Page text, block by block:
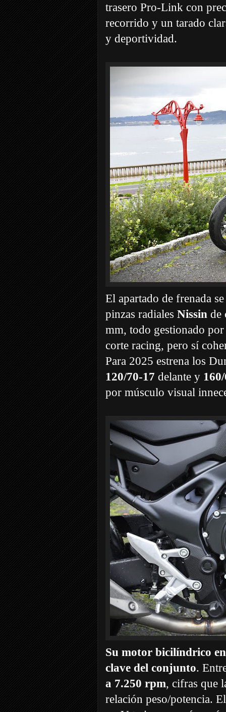
trasero Pro-Link con
recorrido y un tarado
y deportividad.
El apartado de frenada
pinzas radiales Nissin de
mm, todo gestionado
corte racing, pero sí
Para 2025 estrena los
120/70-17 delante y
por músculo visual
Su motor bicilíndrico
clave del conjunto.
a 7.250 rpm, cifras que
relación peso/potencia.